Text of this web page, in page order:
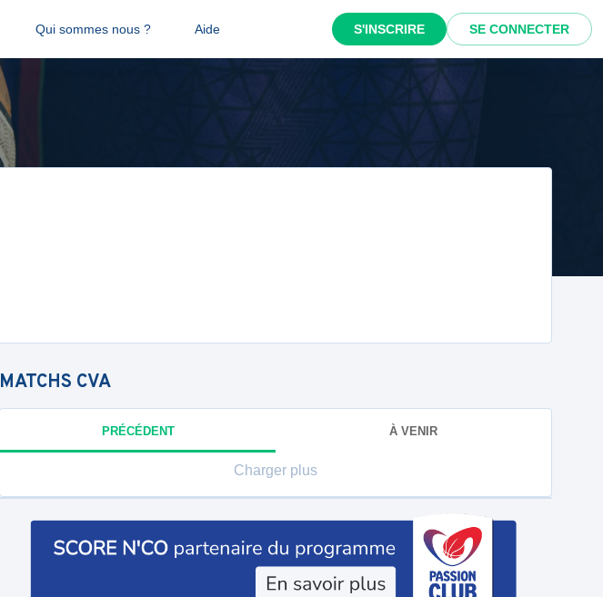
Qui sommes nous ? Aide S'INSCRIRE SE CONNECTER
MATCHS CVA
PRÉCÉDENT À VENIR
Charger plus